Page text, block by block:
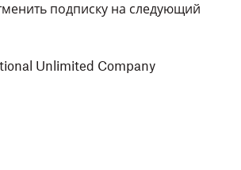
подписку на следующий
Unlimited Company